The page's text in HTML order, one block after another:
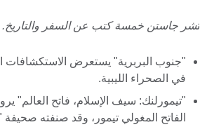
نشر جاستن خمسة كتب عن السفر والتاريخ.
"جنوب البربرية" يستعرض الاستكشافات
في الصحراء الليبية.
"تيمورلنك: سيف الإسلام، فاتح العالم"
الفاتح المغولي تيمور، وقد صنفته